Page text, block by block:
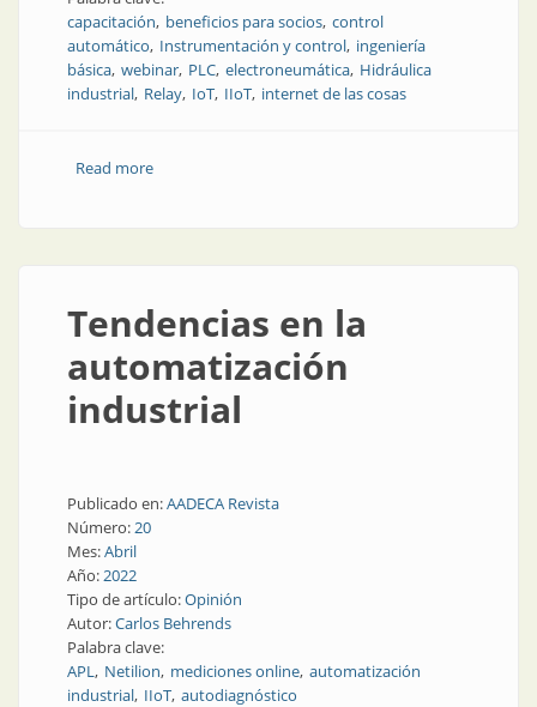
capacitación beneficios para socios control
automático Instrumentación y control ingeniería
básica webinar PLC electroneumática Hidráulica
industrial Relay IoT IIoT internet de las cosas
Read moreabout Mayo en AADECA
Tendencias en la
automatización
industrial
Publicado en:AADECA Revista
Número:20
Mes:Abril
Año:2022
Tipo de artículo:Opinión
Autor:Carlos Behrends
Palabra clave:
APL Netilion mediciones online automatización
industrial IIoT autodiagnóstico